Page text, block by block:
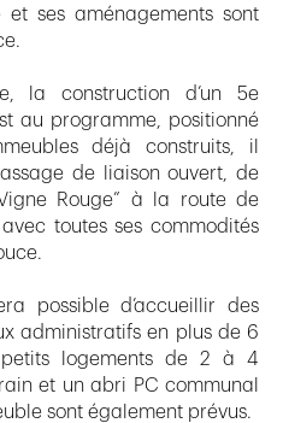
et ses aménagements sont
la construction d’un 5e
au programme, positionné
déjà construits, il
de liaison ouvert, de
Rouge” à la route de
toutes ses commodités
possible d’accueillir des
administratifs en plus de 6
logements de 2 à 4
et un abri PC communal
sont également prévus.